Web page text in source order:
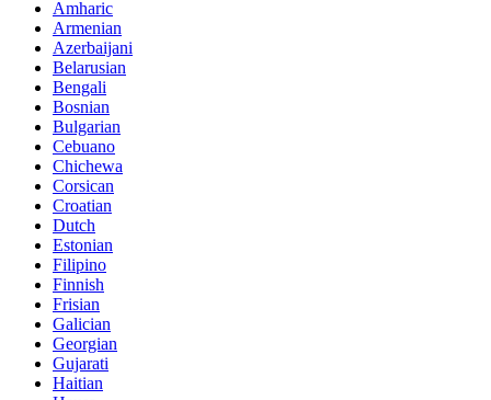
Amharic
Armenian
Azerbaijani
Belarusian
Bengali
Bosnian
Bulgarian
Cebuano
Chichewa
Corsican
Croatian
Dutch
Estonian
Filipino
Finnish
Frisian
Galician
Georgian
Gujarati
Haitian